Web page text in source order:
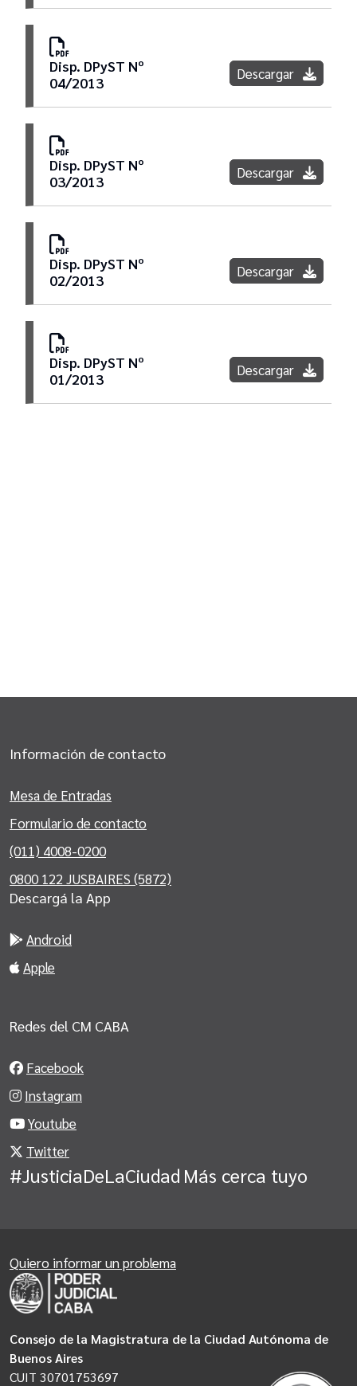
Disp. DPyST Nº
04/2013
Descargar
Disp. DPyST Nº
03/2013
Descargar
Disp. DPyST Nº
02/2013
Descargar
Disp. DPyST Nº
01/2013
Descargar
Información de contacto
Mesa de Entradas
Formulario de contacto
(011) 4008-0200
0800 122 JUSBAIRES (5872)
Descargá la App
Android
Apple
Redes del CM CABA
Facebook
Instagram
Youtube
Twitter
#JusticiaDeLaCiudad Más cerca tuyo
Consejo de la Magistratura de la Ciudad Autónoma de
Buenos Aires
CUIT 30701753697
Quiero informar un problema